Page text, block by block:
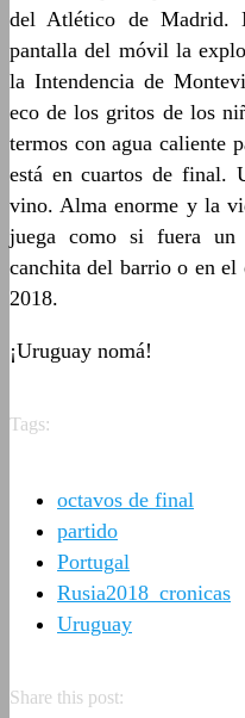
del Atlético de Madrid.
pantalla del móvil la
la Intendencia de
eco de los gritos de los
termos con agua caliente
está en cuartos de final.
vino. Alma enorme y la
juega como si fuera
canchita del barrio o en el
2018.
¡Uruguay nomá!
Tags:
octavos de final
partido
Portugal
Rusia2018_cronicas
Uruguay
Share this post: